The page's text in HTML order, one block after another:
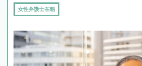
女性弁護士在籍